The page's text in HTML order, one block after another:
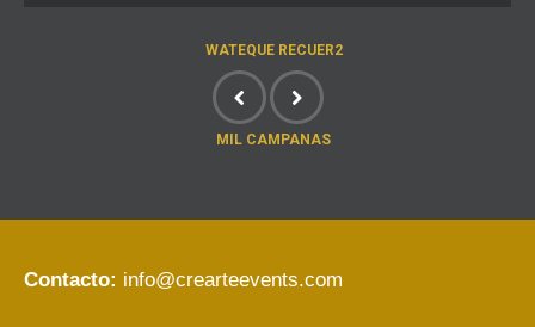
WATEQUE RECUER2
MIL CAMPANAS
Contacto: info@crearteevents.com